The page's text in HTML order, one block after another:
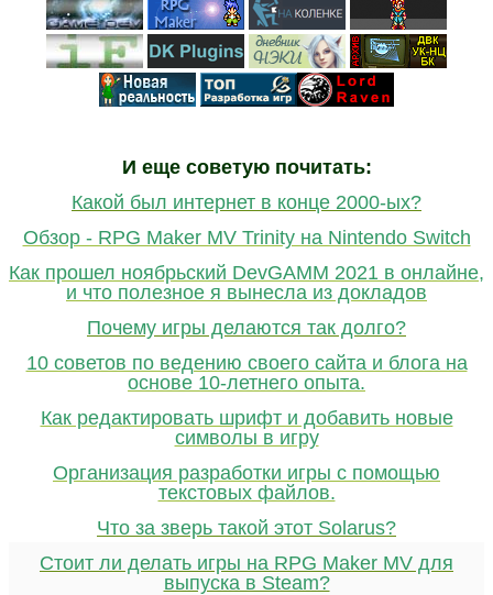
И еще советую почитать:
Какой был интернет в конце 2000-ых?
Обзор - RPG Maker MV Trinity на Nintendo Switch
Как прошел ноябрьский DevGAMM 2021 в онлайне,
и что полезное я вынесла из докладов
Почему игры делаются так долго?
10 советов по ведению своего сайта и блога на
основе 10-летнего опыта.
Как редактировать шрифт и добавить новые
символы в игру
Организация разработки игры с помощью
текстовых файлов.
Что за зверь такой этот Solarus?
Стоит ли делать игры на RPG Maker MV для
выпуска в Steam?